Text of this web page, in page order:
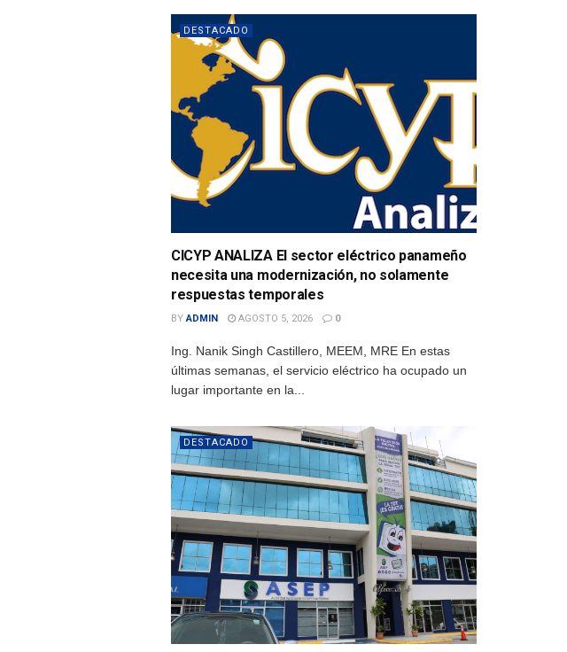
DESTACADO
CICYP ANALIZA El sector eléctrico panameño
necesita una modernización, no solamente
respuestas temporales
BY ADMIN AGOSTO 5, 2026 0
Ing. Nanik Singh Castillero, MEEM, MRE En estas
últimas semanas, el servicio eléctrico ha ocupado un
lugar importante en la...
DESTACADO